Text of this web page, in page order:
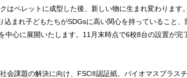
ペレットに成型した後、新しい物に生まれ変わります。
まれ子どもたちがSDGsに高い関心を持っていること、
心に展開いたします。11月末時点で6校8台の設置が完
会課題の解決に向け、FSC®認証紙、バイオマスプラス